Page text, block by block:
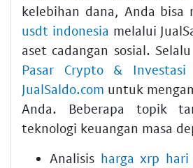
kelebihan dana, Anda bisa
usdt indonesia melalui
aset cadangan sosial.
Pasar Crypto &
JualSaldo.com untuk
Anda. Beberapa topik
teknologi keuangan masa
Analisis harga xrp